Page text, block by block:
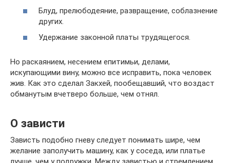
Блуд, прелюбодеяние, развращение, соблазнение
других.
Удержание законной платы трудящегося.
Но раскаянием, несением епитимьи, делами,
искупающими вину, можно все исправить, пока человек
жив. Как это сделал Закхей, пообещавший, что воздаст
обманутым вчетверо больше, чем отнял.
О зависти
Зависть подобно гневу следует понимать шире, чем
желание заполучить машину, как у соседа, или платье